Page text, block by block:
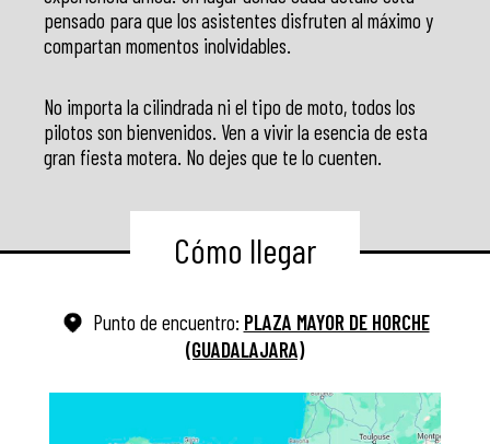
pensado para que los asistentes disfruten al máximo y
compartan momentos inolvidables.
No importa la cilindrada ni el tipo de moto, todos los
pilotos son bienvenidos. Ven a vivir la esencia de esta
gran fiesta motera. No dejes que te lo cuenten.
Cómo llegar
Punto de encuentro: PLAZA MAYOR DE HORCHE
(GUADALAJARA)